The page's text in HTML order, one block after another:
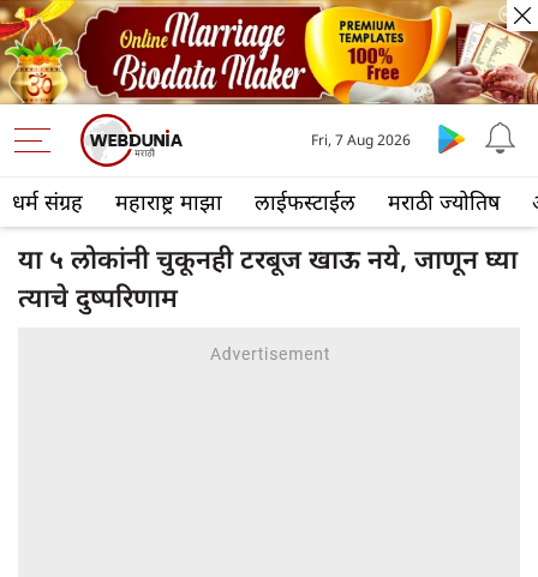
धर्म संग्रह महाराष्ट्र माझा लाईफस्टाईल मराठी ज्योतिष
Fri, 7 Aug 2026
या ५ लोकांनी चुकूनही टरबूज खाऊ नये, जाणून घ्या
त्याचे दुष्परिणाम